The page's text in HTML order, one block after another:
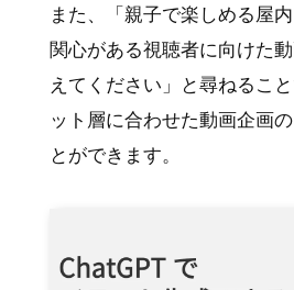
また、「親子で楽しめる屋
関心がある視聴者に向けた
えてください」と尋ねるこ
ット層に合わせた動画企画
とができます。